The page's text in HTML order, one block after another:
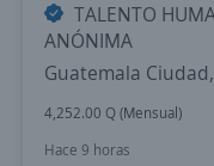
TALENTO
ANÓNIMA
Guatemala
4,252.00 Q (Mensual)
Hace 9 horas